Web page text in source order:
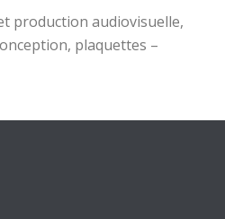
production audiovisuelle,
plaquettes –